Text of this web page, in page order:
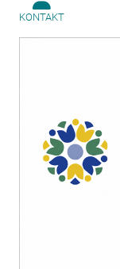
KONTAKT